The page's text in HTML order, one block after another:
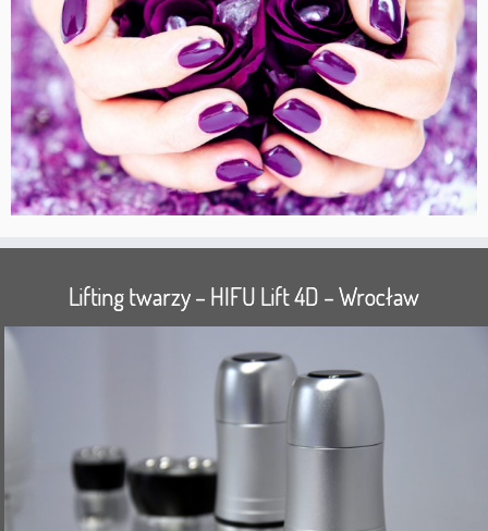
Lifting twarzy – HIFU Lift 4D – Wrocław